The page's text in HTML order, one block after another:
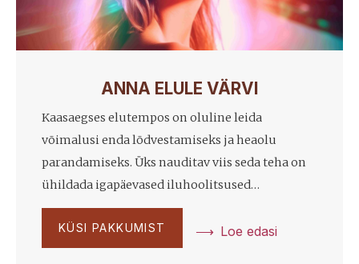
ANNA ELULE VÄRVI
Kaasaegses elutempos on oluline leida
võimalusi enda lõdvestamiseks ja heaolu
parandamiseks. Üks nauditav viis seda teha on
ühildada igapäevased iluhoolitsused…
KÜSI PAKKUMIST Loe edasi